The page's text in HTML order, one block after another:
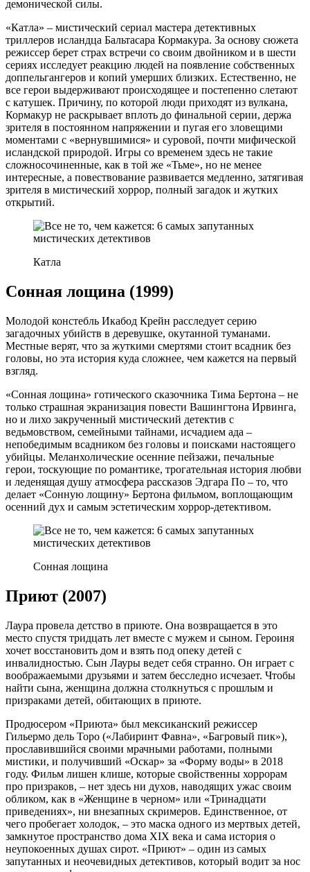
демонической силы.
«Катла» – мистический сериал мастера детективных
триллеров исландца Бальтасара Кормакура. За основу сюжета
режиссер берет страх встречи со своим двойником и в шести
сериях исследует реакцию людей на появление собственных
доппельгангеров и копий умерших близких. Естественно, не
все герои выдерживают происходящее и постепенно слетают
с катушек. Причину, по которой люди приходят из вулкана,
Кормакур не раскрывает вплоть до финальной серии, держа
зрителя в постоянном напряжении и пугая его зловещими
моментами с «вернувшимися» и суровой, почти мифической
исландской природой. Игры со временем здесь не такие
сложносочиненные, как в той же «Тьме», но не менее
интересные, а повествование развивается медленно, затягивая
зрителя в мистический хоррор, полный загадок и жутких
открытий.
Катла
Сонная лощина (1999)
Молодой констебль Икабод Крейн расследует серию
загадочных убийств в деревушке, окутанной туманами.
Местные верят, что за жуткими смертями стоит всадник без
головы, но эта история куда сложнее, чем кажется на первый
взгляд.
«Сонная лощина» готического сказочника Тима Бертона – не
только страшная экранизация повести Вашингтона Ирвинга,
но и лихо закрученный мистический детектив с
ведьмовством, семейными тайнами, исчадием ада –
непобедимым всадником без головы и поисками настоящего
убийцы. Меланхолические осенние пейзажи, печальные
герои, тоскующие по романтике, трогательная история любви
и леденящая душу атмосфера рассказов Эдгара По – то, что
делает «Сонную лощину» Бертона фильмом, воплощающим
осенний дух и самым эстетическим хоррор-детективом.
Сонная лощина
Приют (2007)
Лаура провела детство в приюте. Она возвращается в это
место спустя тридцать лет вместе с мужем и сыном. Героиня
хочет восстановить дом и взять под опеку детей с
инвалидностью. Сын Лауры ведет себя странно. Он играет с
воображаемыми друзьями и затем бесследно исчезает. Чтобы
найти сына, женщина должна столкнуться с прошлым и
призраками детей, обитающих в приюте.
Продюсером «Приюта» был мексиканский режиссер
Гильермо дель Торо («Лабиринт Фавна», «Багровый пик»),
прославившийся своими мрачными работами, полными
мистики, и получивший «Оскар» за «Форму воды» в 2018
году. Фильм лишен клише, которые свойственны хоррорам
про призраков, – нет здесь ни духов, наводящих ужас своим
обликом, как в «Женщине в черном» или «Тринадцати
приведениях», ни внезапных скримеров. Единственное, от
чего пробегает холодок, – это маска одного из мертвых детей,
замкнутое пространство дома XIX века и сама история о
неупокоенных душах сирот. «Приют» – один из самых
запутанных и неочевидных детективов, который водит за нос